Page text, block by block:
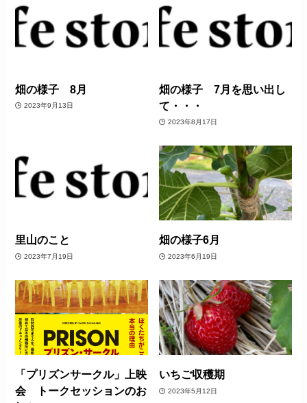
畑の様子 8月
2023年9月13日
畑の様子 7月を思い出し
て・・・
2023年8月17日
里山のこと
2023年7月19日
畑の様子6月
2023年6月19日
「プリズンサークル」上映
会 トークセッションのお
いちご収穫期
2023年5月12日